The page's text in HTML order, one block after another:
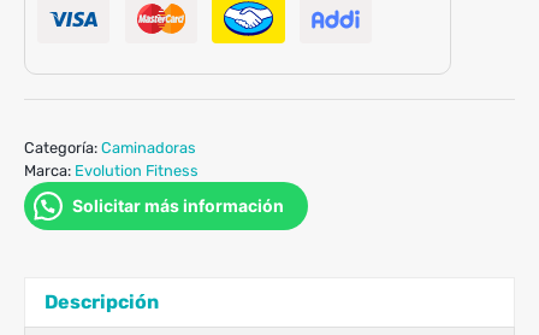
Categoría: Caminadoras
Marca: Evolution Fitness
Solicitar más información
Descripción